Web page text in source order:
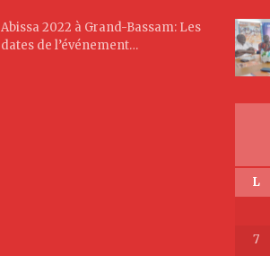
Abissa 2022 à Grand-Bassam: Les
dates de l’événement…
L
7